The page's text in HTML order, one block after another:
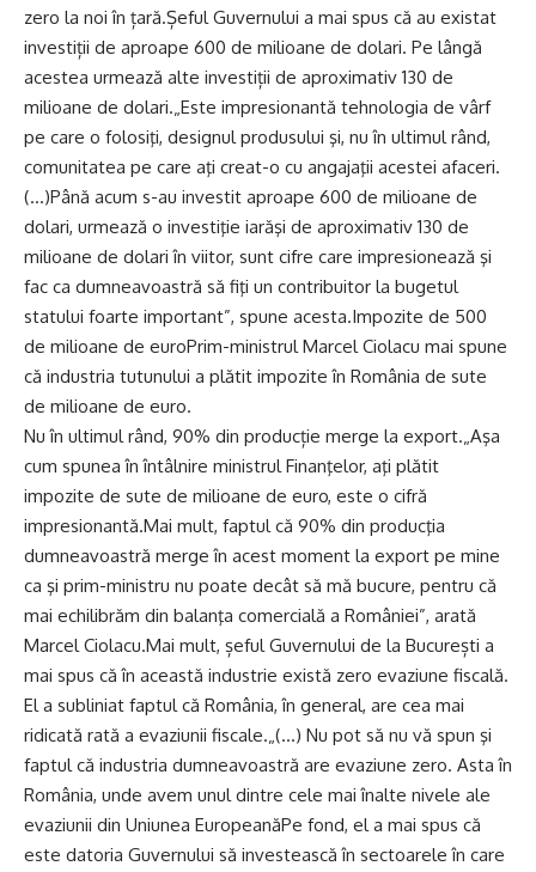
zero la noi în țară.Șeful Guvernului a mai spus că au existat
investiții de aproape 600 de milioane de dolari. Pe lângă
acestea urmează alte investiții de aproximativ 130 de
milioane de dolari.„Este impresionantă tehnologia de vârf
pe care o folosiţi, designul produsului şi, nu în ultimul rând,
comunitatea pe care aţi creat-o cu angajaţii acestei afaceri.
(…)Până acum s-au investit aproape 600 de milioane de
dolari, urmează o investiţie iarăşi de aproximativ 130 de
milioane de dolari în viitor, sunt cifre care impresionează şi
fac ca dumneavoastră să fiţi un contribuitor la bugetul
statului foarte important”, spune acesta.Impozite de 500
de milioane de euroPrim-ministrul Marcel Ciolacu mai spune
că industria tutunului a plătit impozite în România de sute
de milioane de euro.
Nu în ultimul rând, 90% din producție merge la export.„Aşa
cum spunea în întâlnire ministrul Finanţelor, aţi plătit
impozite de sute de milioane de euro, este o cifră
impresionantă.Mai mult, faptul că 90% din producţia
dumneavoastră merge în acest moment la export pe mine
ca şi prim-ministru nu poate decât să mă bucure, pentru că
mai echilibrăm din balanţa comercială a României”, arată
Marcel Ciolacu.Mai mult, șeful Guvernului de la București a
mai spus că în această industrie există zero evaziune fiscală.
El a subliniat faptul că România, în general, are cea mai
ridicată rată a evaziunii fiscale.„(…) Nu pot să nu vă spun şi
faptul că industria dumneavoastră are evaziune zero. Asta în
România, unde avem unul dintre cele mai înalte nivele ale
evaziunii din Uniunea EuropeanăPe fond, el a mai spus că
este datoria Guvernului să investească în sectoarele în care